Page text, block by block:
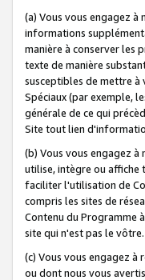
(a) Vous vous engagez
informations
manière à conserver les
texte de manière
susceptibles de mettre à
Spéciaux (par exemple,
générale de ce qui
Site tout lien
(b) Vous vous engagez
utilise, intègre ou affiche
faciliter l'utilisation de
compris les sites de
Contenu du Programme
site qui n'est pas le vôtre.
(c) Vous vous engagez
ou dont nous vous